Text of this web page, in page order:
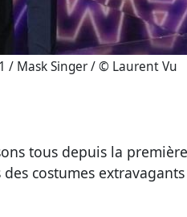
/ Mask Singer / © Laurent Vu
tous depuis la
costumes